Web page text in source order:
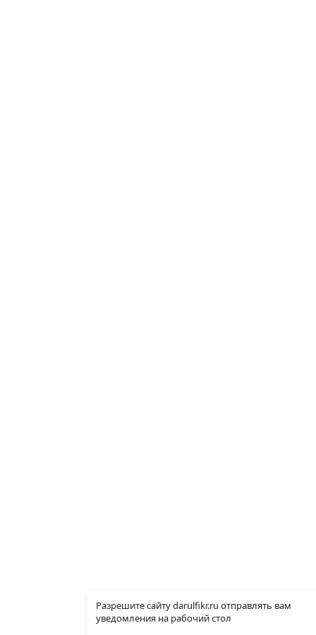
Разрешите сайту darulfikr.ru отправлять вам
уведомления на рабочий стол